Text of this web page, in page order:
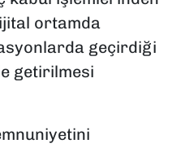
ortamda
geçirdiği
getirilmesi